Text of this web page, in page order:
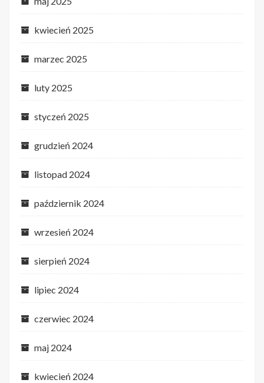
kwiecień 2025
marzec 2025
luty 2025
styczeń 2025
grudzień 2024
listopad 2024
październik 2024
wrzesień 2024
sierpień 2024
lipiec 2024
czerwiec 2024
maj 2024
kwiecień 2024